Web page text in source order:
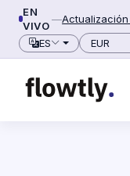
Ir al contenido
EN
VIVO
—
ES
Moneda